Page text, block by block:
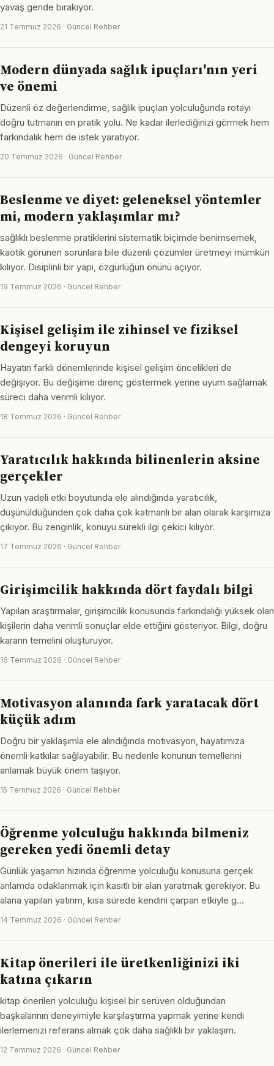
yavaş geride bırakıyor.
21 Temmuz 2026 · Güncel Rehber
Modern dünyada sağlık ipuçları'nın yeri
ve önemi
Düzenli öz değerlendirme, sağlık ipuçları yolculuğunda rotayı
doğru tutmanın en pratik yolu. Ne kadar ilerlediğinizi görmek hem
farkındalık hem de istek yaratıyor.
20 Temmuz 2026 · Güncel Rehber
Beslenme ve diyet: geleneksel yöntemler
mi, modern yaklaşımlar mı?
sağlıklı beslenme pratiklerini sistematik biçimde benimsemek,
kaotik görünen sorunlara bile düzenli çözümler üretmeyi mümkün
kılıyor. Disiplinli bir yapı, özgürlüğün önünü açıyor.
19 Temmuz 2026 · Güncel Rehber
Kişisel gelişim ile zihinsel ve fiziksel
dengeyi koruyun
Hayatın farklı dönemlerinde kişisel gelişim öncelikleri de
değişiyor. Bu değişime direnç göstermek yerine uyum sağlamak
süreci daha verimli kılıyor.
18 Temmuz 2026 · Güncel Rehber
Yaratıcılık hakkında bilinenlerin aksine
gerçekler
Uzun vadeli etki boyutunda ele alındığında yaratıcılık,
düşünüldüğünden çok daha çok katmanlı bir alan olarak karşımıza
çıkıyor. Bu zenginlik, konuyu sürekli ilgi çekici kılıyor.
17 Temmuz 2026 · Güncel Rehber
Girişimcilik hakkında dört faydalı bilgi
Yapılan araştırmalar, girişimcilik konusunda farkındalığı yüksek olan
kişilerin daha verimli sonuçlar elde ettiğini gösteriyor. Bilgi, doğru
kararın temelini oluşturuyor.
16 Temmuz 2026 · Güncel Rehber
Motivasyon alanında fark yaratacak dört
küçük adım
Doğru bir yaklaşımla ele alındığında motivasyon, hayatımıza
önemli katkılar sağlayabilir. Bu nedenle konunun temellerini
anlamak büyük önem taşıyor.
15 Temmuz 2026 · Güncel Rehber
Öğrenme yolculuğu hakkında bilmeniz
gereken yedi önemli detay
Günlük yaşamın hızında öğrenme yolculuğu konusuna gerçek
anlamda odaklanmak için kasıtlı bir alan yaratmak gerekiyor. Bu
alana yapılan yatırım, kısa sürede kendini çarpan etkiyle g…
14 Temmuz 2026 · Güncel Rehber
Kitap önerileri ile üretkenliğinizi iki
katına çıkarın
kitap önerileri yolculuğu kişisel bir serüven olduğundan
başkalarının deneyimiyle karşılaştırma yapmak yerine kendi
ilerlemenizi referans almak çok daha sağlıklı bir yaklaşım.
12 Temmuz 2026 · Güncel Rehber